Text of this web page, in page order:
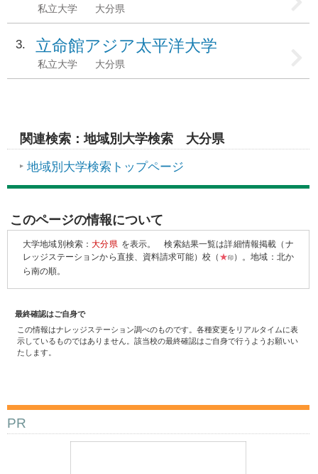
私立大学 大分県
3 立命館アジア太平洋大学
私立大学 大分県
関連検索：地域別大学検索 大分県
地域別大学検索トップページ
このページの情報について
大学地域別検索：大分県 を表示。
検索結果一覧は詳細情報掲載（ナ
レッジステーションから直接、資料請求可能）校（ ★印 ）。地域：北か
ら南の順。
最終確認はご自身で
この情報はナレッジステーション調べのものです。各種変更をリアルタイムに表
示しているものではありません。該当校の最終確認はご自身で行うようお願いい
たします。
PR